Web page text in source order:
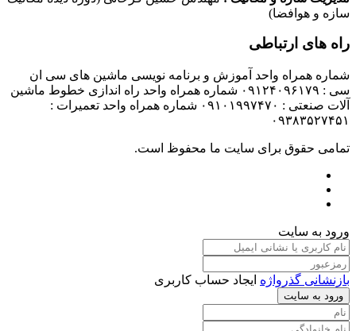
سازه و هوافضا)
راه های ارتباطی
شماره همراه واحد آموزش و برنامه نویسی ماشین های سی ان
سی : ۰۹۱۲۴۰۹۶۱۷۹ شماره همراه واحد راه اندازی خطوط ماشین
آلات صنعتی : ۰۹۱۰۱۹۹۷۴۷۰ شماره همراه واحد تعمیرات :
۰۹۳۸۳۵۲۷۴۵۱
تمامی حقوق برای سایت ما محفوظ است.
ورود به سایت
بازنشانی گذرواژه ایجاد حساب کاربری
ورود به سایت